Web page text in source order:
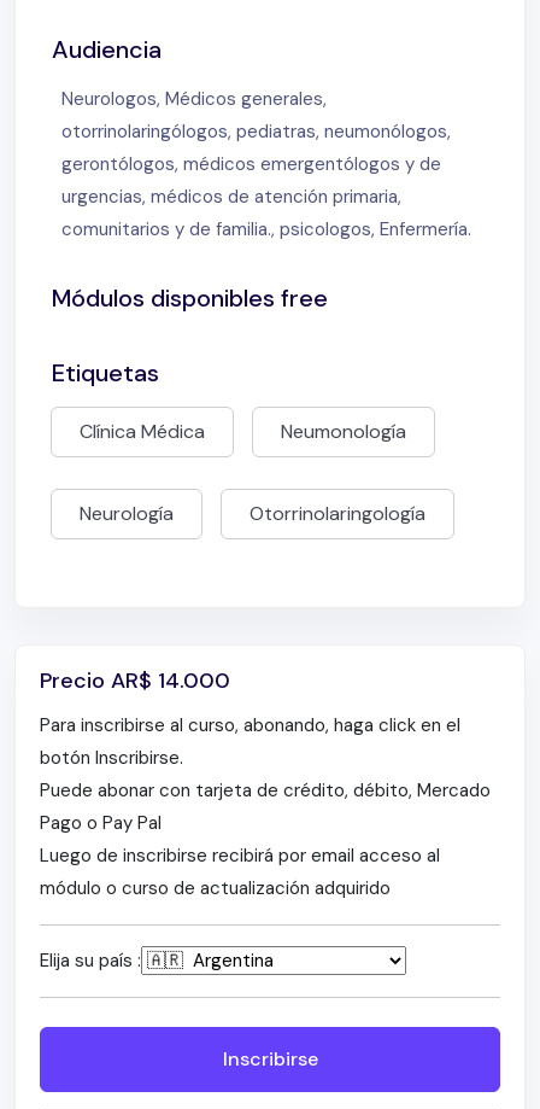
Audiencia
Neurologos, Médicos generales,
otorrinolaringólogos, pediatras, neumonólogos,
gerontólogos, médicos emergentólogos y de
urgencias, médicos de atención primaria,
comunitarios y de familia., psicologos, Enfermería.
Módulos disponibles free
Etiquetas
Clínica Médica Neumonología
Neurología Otorrinolaringología
Precio AR$ 14.000
Para inscribirse al curso, abonando, haga click en el
botón Inscribirse.
Puede abonar con tarjeta de crédito, débito, Mercado
Pago o Pay Pal
Luego de inscribirse recibirá por email acceso al
módulo o curso de actualización adquirido
Elija su país :
Inscribirse